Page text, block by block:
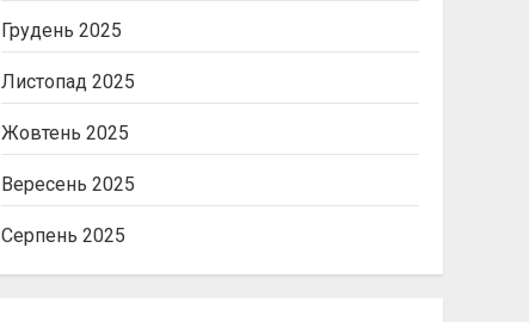
Грудень 2025
Листопад 2025
Жовтень 2025
Вересень 2025
Серпень 2025